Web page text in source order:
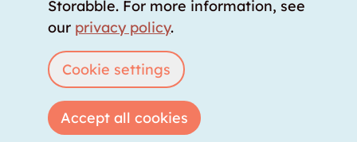
For storage providers
Login List storage room
Copyright © 2026 storabble|privacy policy
Storabble. For more information, see
our privacy policy.
Cookie settings
Accept all cookies